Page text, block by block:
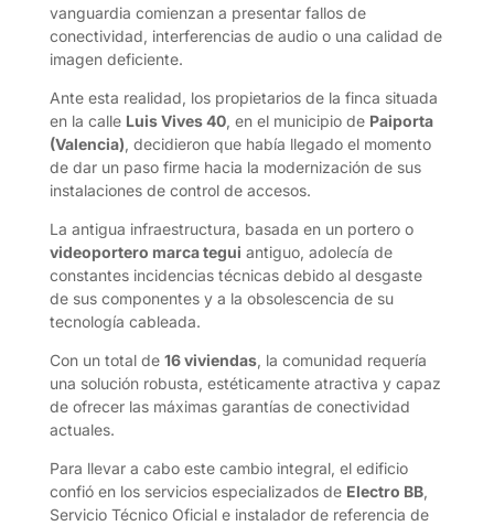
vanguardia comienzan a presentar fallos de
conectividad, interferencias de audio o una calidad de
imagen deficiente.
Ante esta realidad, los propietarios de la finca situada
en la calle Luis Vives 40, en el municipio de Paiporta
(Valencia), decidieron que había llegado el momento
de dar un paso firme hacia la modernización de sus
instalaciones de control de accesos.
La antigua infraestructura, basada en un portero o
videoportero marca tegui antiguo, adolecía de
constantes incidencias técnicas debido al desgaste
de sus componentes y a la obsolescencia de su
tecnología cableada.
Con un total de 16 viviendas, la comunidad requería
una solución robusta, estéticamente atractiva y capaz
de ofrecer las máximas garantías de conectividad
actuales.
Para llevar a cabo este cambio integral, el edificio
confió en los servicios especializados de Electro BB,
Servicio Técnico Oficial e instalador de referencia de